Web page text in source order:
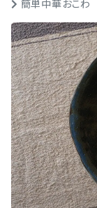
簡単中華おこわ